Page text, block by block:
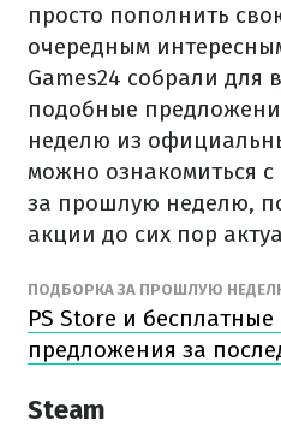
просто пополнить
очередным
Games24 собрали для
подобные
неделю из
можно ознакомиться
за прошлую неделю,
акции до сих пор
ПОДБОРКА ЗА ПРОШЛУЮ
PS Store и
предложения за
Steam